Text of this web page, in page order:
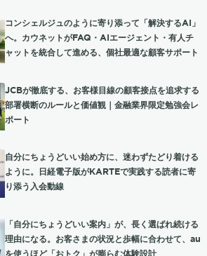
コンシェルジュのように寄り添って「解決するAI」
へ。カウネットがFAQ・AIエージェント・有人チ
ャットを統合して進める、個社最適な顧客サポート
JCBが徹底する、お客様目線の顧客接点を追求する
部署横断のルールと価値観｜金融業界限定勉強会レ
ポート
自分にちょうどいい始め方に、迷わずたどり着ける
ように。日経電子版がKARTEで実践する読者に寄
り添う入会動線
「自分にちょうどいい案内」が、長く選ばれ続ける
理由になる。お客さまの状況と歩幅に合わせて、au
を使うほど「おトク」が膨らむ体験設計